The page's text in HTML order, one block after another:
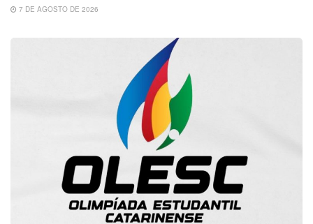
7 DE AGOSTO DE 2026